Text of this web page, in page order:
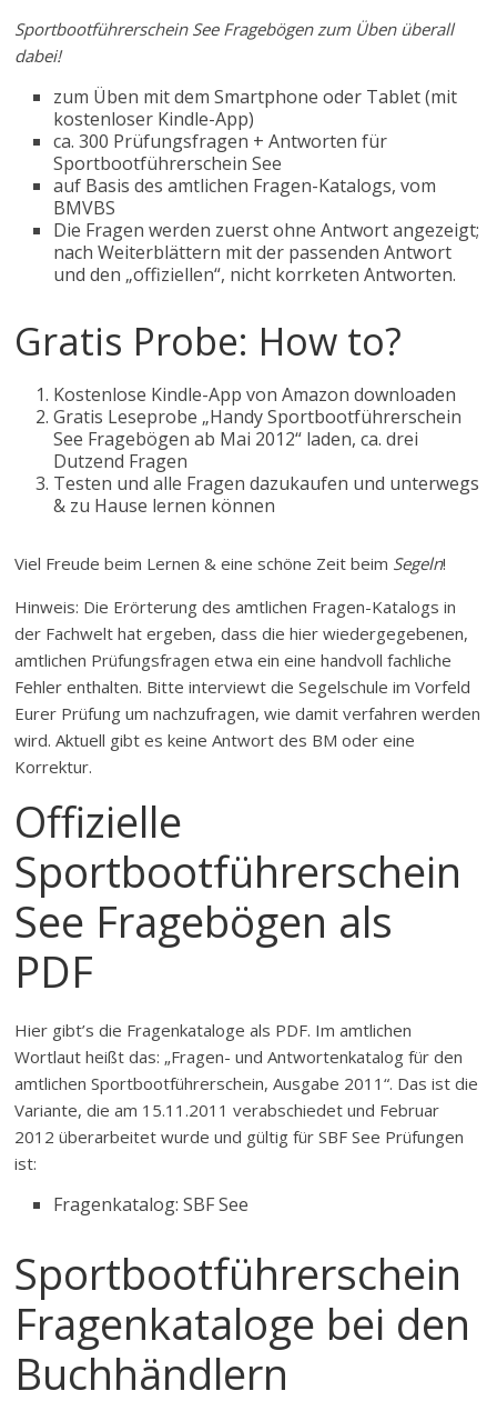
Sportbootführerschein See Fragebögen zum Üben überall
dabei!
zum Üben mit dem Smartphone oder Tablet (mit
kostenloser Kindle-App)
ca. 300 Prüfungsfragen + Antworten für
Sportbootführerschein See
auf Basis des amtlichen Fragen-Katalogs, vom
BMVBS
Die Fragen werden zuerst ohne Antwort angezeigt;
nach Weiterblättern mit der passenden Antwort
und den „offiziellen“, nicht korrketen Antworten.
Gratis Probe: How to?
Kostenlose Kindle-App von Amazon downloaden
Gratis Leseprobe „Handy Sportbootführerschein
See Fragebögen ab Mai 2012“ laden, ca. drei
Dutzend Fragen
Testen und alle Fragen dazukaufen und unterwegs
& zu Hause lernen können
Viel Freude beim Lernen & eine schöne Zeit beim Segeln!
Hinweis: Die Erörterung des amtlichen Fragen-Katalogs in
der Fachwelt hat ergeben, dass die hier wiedergegebenen,
amtlichen Prüfungsfragen etwa ein eine handvoll fachliche
Fehler enthalten. Bitte interviewt die Segelschule im Vorfeld
Eurer Prüfung um nachzufragen, wie damit verfahren werden
wird. Aktuell gibt es keine Antwort des BM oder eine
Korrektur.
Offizielle
Sportbootführerschein
See Fragebögen als
PDF
Hier gibt’s die Fragenkataloge als PDF. Im amtlichen
Wortlaut heißt das: „Fragen- und Antwortenkatalog für den
amtlichen Sportbootführerschein, Ausgabe 2011“. Das ist die
Variante, die am 15.11.2011 verabschiedet und Februar
2012 überarbeitet wurde und gültig für SBF See Prüfungen
ist:
Fragenkatalog: SBF See
Sportbootführerschein
Fragenkataloge bei den
Buchhändlern